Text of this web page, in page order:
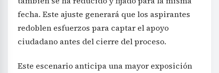
fecha. Este ajuste generará que los aspirantes
redoblen esfuerzos para captar el apoyo
ciudadano antes del cierre del proceso.
Este escenario anticipa una mayor exposición